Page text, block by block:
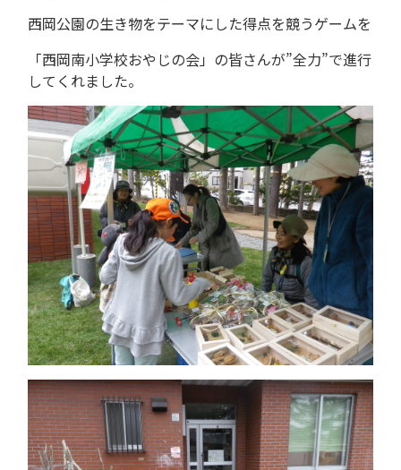
西岡公園の生き物をテーマにした得点を競うゲームを
「西岡南小学校おやじの会」の皆さんが”全力”で進行
してくれました。